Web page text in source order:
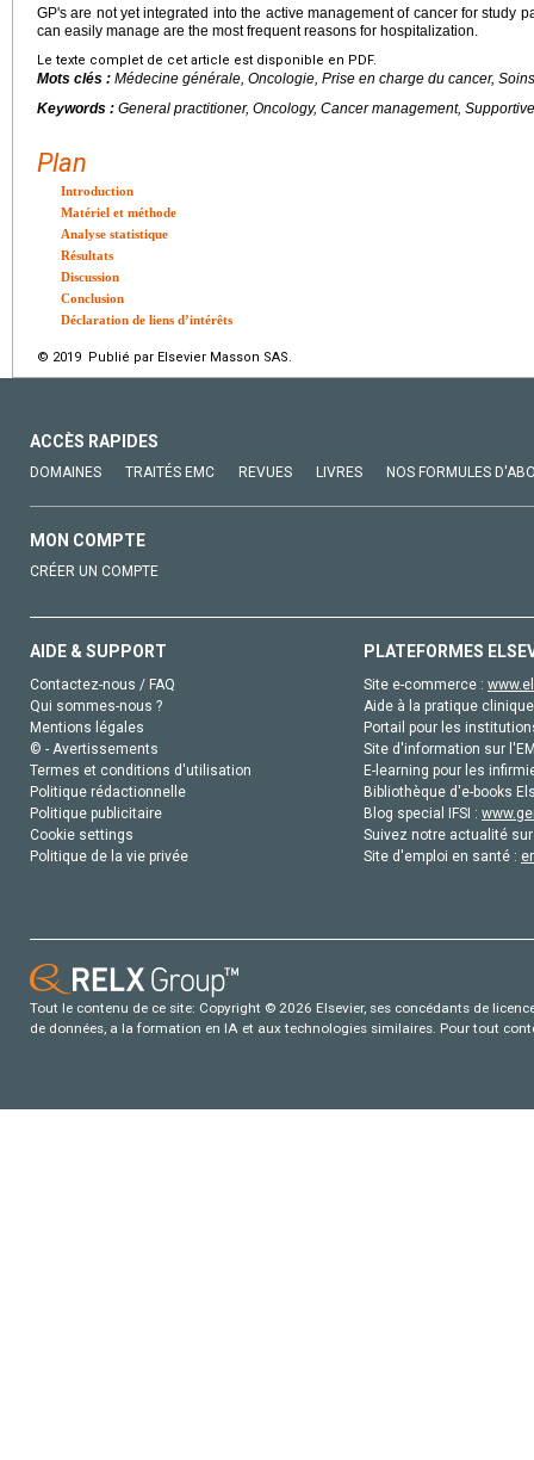
GP's are not yet integrated into the active management of cancer for study
can easily manage are the most frequent reasons for hospitalization.
Le texte complet de cet article est disponible en PDF.
Mots clés : Médecine générale, Oncologie, Prise en charge du cancer,
Keywords : General practitioner, Oncology, Cancer management,
Plan
Introduction
Matériel et méthode
Analyse statistique
Résultats
Discussion
Conclusion
Déclaration de liens d’intérêts
© 2019 Publié par Elsevier Masson SAS.
ACCÈS RAPIDES
DOMAINES TRAITÉS EMC REVUES LIVRES NOS FORMULES
MON COMPTE
CRÉER UN COMPTE
AIDE & SUPPORT
Contactez-nous / FAQ
Qui sommes-nous ?
Mentions légales
© - Avertissements
Termes et conditions d'utilisation
Politique rédactionnelle
Politique publicitaire
Cookie settings
Politique de la vie privée
PLATEFORMES
Site e-commerce :
Aide à la pratique
Portail pour les
Site d'information sur
E-learning pour les
Bibliothèque d'e-books
Blog special IFSI :
Suivez notre actualité
Site d'emploi en santé :
Tout le contenu de ce site: Copyright © 2026 Elsevier, ses concédants de
de données, a la formation en IA et aux technologies similaires. Pour tout